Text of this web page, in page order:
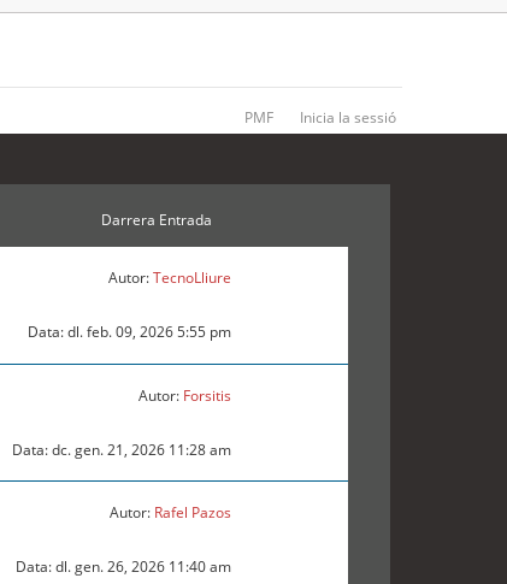
PMF Inicia la sessió
Darrera Entrada
Autor:TecnoLliure
Data: dl. feb. 09, 2026 5:55 pm
Autor: Forsitis
Data: dc. gen. 21, 2026 11:28 am
Autor: Rafel Pazos
Data: dl. gen. 26, 2026 11:40 am